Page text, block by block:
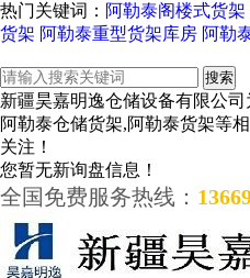
热门关键词： 阿勒泰阁楼式货架
货架 阿勒泰重型货架库房 阿勒
新疆昊嘉明逸仓储设备有限公
阿勒泰仓储货架,阿勒泰货架等
关注！
您暂无新询盘信息！
全国免费服务热线：